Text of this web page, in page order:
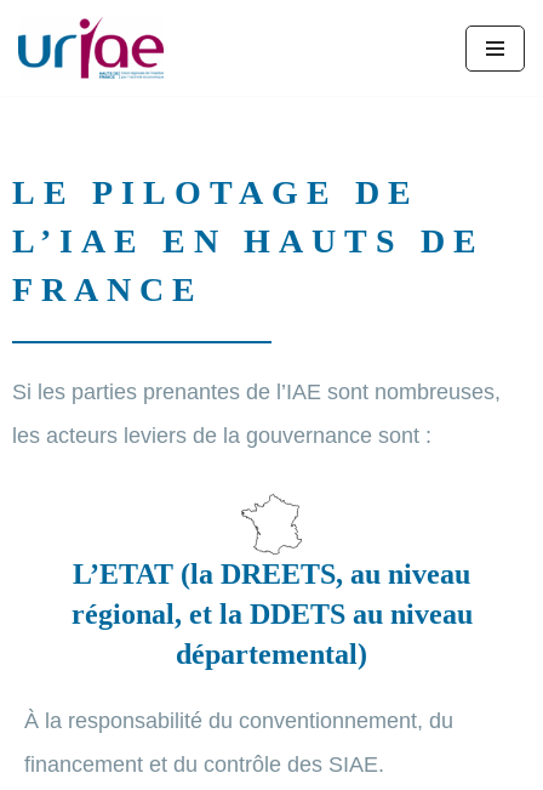
Aller
LE PILOTAGE DE
L’IAE EN HAUTS DE
FRANCE
Si les parties prenantes de l’IAE sont nombreuses,
les acteurs leviers de la gouvernance sont :
L’ETAT (la DREETS, au niveau
régional, et la DDETS au niveau
départemental)
À la responsabilité du conventionnement, du
financement et du contrôle des SIAE.